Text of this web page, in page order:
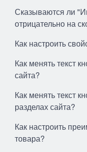
Сказываются ли
отрицательно на
Как настроить
Как менять текст
сайта?
Как менять текст
разделах сайта?
Как настроить
товара?